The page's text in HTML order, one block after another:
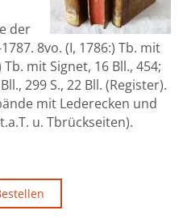
der
8vo. (I, 1786:) Tb. mit
Tb. mit Signet, 16 Bll., 454;
299 S., 22 Bll. (Register).
mit Lederecken und
u. Tbrückseiten).